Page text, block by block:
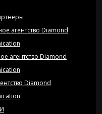
агентство Diamond
агентство Diamond
Diamond